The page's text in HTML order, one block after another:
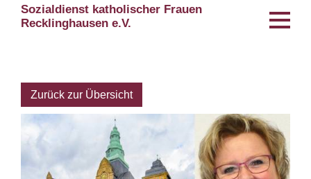
Sozialdienst katholischer Frauen
Recklinghausen e.V.
Zurück zur Übersicht